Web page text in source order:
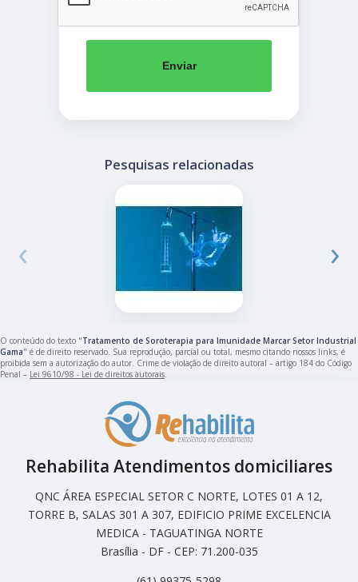
Enviar
Pesquisas relacionadas
‹ ›
O conteúdo do texto "Tratamento de Soroterapia para Imunidade Marcar Setor Industrial
Gama" é de direito reservado. Sua reprodução, parcial ou total, mesmo citando nossos links, é
proibida sem a autorização do autor. Crime de violação de direito autoral – artigo 184 do Código
Penal – Lei 9610/98 - Lei de direitos autorais
Rehabilita Atendimentos domiciliares
QNC ÁREA ESPECIAL SETOR C NORTE, LOTES 01 A 12,
TORRE B, SALAS 301 A 307, EDIFICIO PRIME EXCELENCIA
MEDICA - TAGUATINGA NORTE
Brasília - DF - CEP: 71.200-035